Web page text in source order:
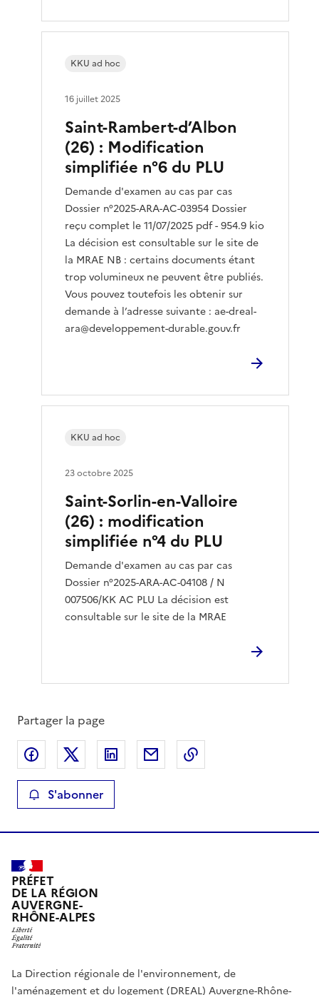
Saint-Rambert-d’Albon
(26) : Modification
simplifiée n°6 du PLU
Demande d'examen au cas par cas
Dossier n°2025-ARA-AC-03954 Dossier
reçu complet le 11/07/2025 pdf - 954.9 kio
La décision est consultable sur le site de
la MRAE NB : certains documents étant
trop volumineux ne peuvent être publiés.
Vous pouvez toutefois les obtenir sur
demande à l’adresse suivante : ae-dreal-
ara@developpement-durable.gouv.fr
KKU ad hoc
16 juillet 2025
Saint-Sorlin-en-Valloire
(26) : modification
simplifiée n°4 du PLU
Demande d'examen au cas par cas
Dossier n°2025-ARA-AC-04108 / N
007506/KK AC PLU La décision est
consultable sur le site de la MRAE
KKU ad hoc
23 octobre 2025
Partager la page
Partager sur Facebook
Partager sur XPartager sur LinkedIn
Partager par email
S'abonner
PRÉFET
DE LA RÉGION
AUVERGNE-
RHÔNE-ALPES
La Direction régionale de l'environnement, de
l'aménagement et du logement (DREAL) Auvergne-Rhône-